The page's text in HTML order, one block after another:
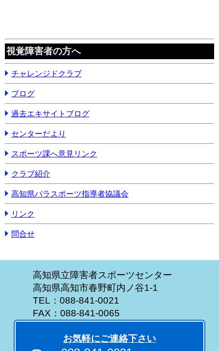
視覚障害者の方へ
チャレンジドクラブ
ブログ
過去エキサイトブログ
センターだより
スポーツ課へ意見リンク
クラブ紹介
高知県パラスポーツ指導者協議会
リンク
問合せ
高知県立障害者スポーツセンター
高知県高知市春野町内ノ谷1-1
TEL：088-841-0021
FAX：088-841-0065
お気軽にご連絡下さい